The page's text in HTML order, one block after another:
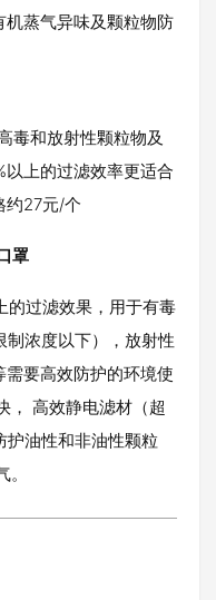
蒸气异味及颗粒物防
毒和放射性颗粒物及
上的过滤效率更适合
约27元/个
罩
过滤效果，用于有毒
制浓度以下），放射性
要高效防护的环境使
， 高效静电滤材（超
护油性和非油性颗粒